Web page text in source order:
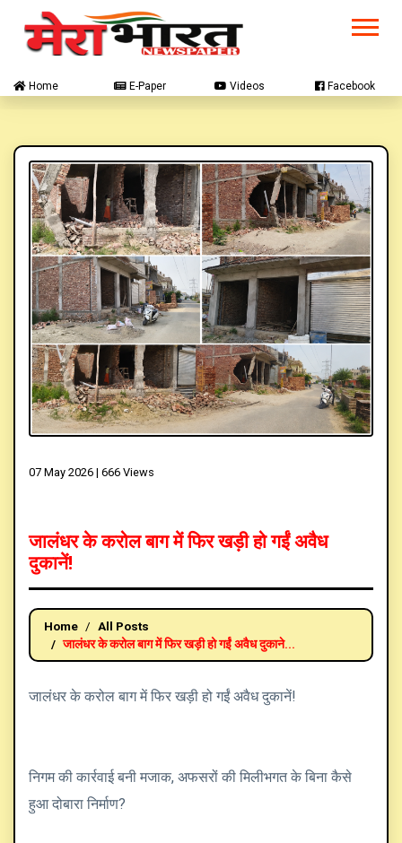
Home E-Paper Videos Facebook
07 May 2026 | 666 Views
जालंधर के करोल बाग में फिर खड़ी हो गईं अवैध
दुकानें!
Home
All Posts
जालंधर के करोल बाग में फिर खड़ी हो गईं अवैध दुकाने...
जालंधर के करोल बाग में फिर खड़ी हो गईं अवैध दुकानें!
निगम की कार्रवाई बनी मजाक, अफसरों की मिलीभगत के बिना कैसे
हुआ दोबारा निर्माण?